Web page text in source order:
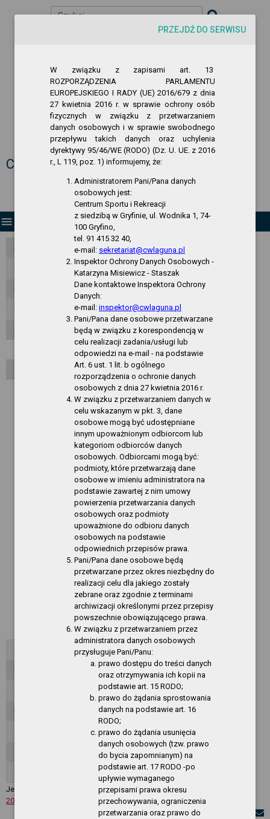
Szukaj
Biuletyn Informacji Publicznej
Centrum Sportu i Rekreacji w Gryfinie
menu
Strona Główna
RODO - klauzula informacyjna
Inspektor ochrony danych
Akty normatywne
Zarządzenia Dyrektora CSIR
Zarządzenia Dyrektora CW LAGUNA
Rok 2009
Organizacja działania
Zamówienia publiczne - CSIR
Załatwianie spraw, skargi, wnioski
Jesteś w:
Akty normatywne»Zarządzenia Dyrektora CW LAGUN..
2018
PRZEJDŹ DO SERWISU
W związku z zapisami art. 13
ROZPORZĄDZENIA PARLAMENTU
EUROPEJSKIEGO I RADY (UE) 2016/679 z dnia
27 kwietnia 2016 r. w sprawie ochrony osób
fizycznych w związku z przetwarzaniem
danych osobowych i w sprawie swobodnego
przepływu takich danych oraz uchylenia
dyrektywy 95/46/WE (RODO) (Dz. U. UE. z 2016
r., L 119, poz. 1) informujemy, że:
Administratorem Pani/Pana danych
osobowych jest:
Centrum Sportu i Rekreacji
z siedzibą w Gryfinie, ul. Wodnika 1, 74-
100 Gryfino,
tel. 91 415 32 40,
e-mail: sekretariat@cwlaguna.pl
Inspektor Ochrony Danych Osobowych -
Katarzyna Misiewicz - Staszak
Dane kontaktowe Inspektora Ochrony
Danych:
e-mail: inspektor@cwlaguna.pl
Pani/Pana dane osobowe przetwarzane
będą w związku z korespondencją w
celu realizacji zadania/usługi lub
odpowiedzi na e-mail - na podstawie
Art. 6 ust. 1 lit. b ogólnego
rozporządzenia o ochronie danych
osobowych z dnia 27 kwietnia 2016 r.
W związku z przetwarzaniem danych w
celu wskazanym w pkt. 3, dane
osobowe mogą być udostępniane
innym upoważnionym odbiorcom lub
kategoriom odbiorców danych
osobowych. Odbiorcami mogą być:
podmioty, które przetwarzają dane
osobowe w imieniu administratora na
podstawie zawartej z nim umowy
powierzenia przetwarzania danych
osobowych oraz podmioty
upoważnione do odbioru danych
osobowych na podstawie
odpowiednich przepisów prawa.
Pani/Pana dane osobowe będą
przetwarzane przez okres niezbędny do
realizacji celu dla jakiego zostały
zebrane oraz zgodnie z terminami
archiwizacji określonymi przez przepisy
powszechnie obowiązującego prawa.
W związku z przetwarzaniem przez
administratora danych osobowych
przysługuje Pani/Panu:
prawo dostępu do treści danych
oraz otrzymywania ich kopii na
podstawie art. 15 RODO;
prawo do żądania sprostowania
danych na podstawie art. 16
RODO;
prawo do żądania usunięcia
danych osobowych (tzw. prawo
do bycia zapomnianym) na
podstawie art. 17 RODO -po
upływie wymaganego
przepisami prawa okresu
przechowywania, ograniczenia
przetwarzania oraz prawo do